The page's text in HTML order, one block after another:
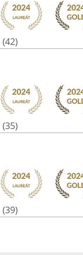
(42)
(35)
(39)